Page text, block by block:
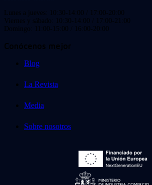
Lunes a jueves: 10:30-14:00 / 17:00-20:00
Viernes y sábado: 10:30-14:00 / 17:00-21:00
Domingo: 11:00-15:00 / 16:00-20:00
Conócenos mejor
Blog
La Revista
Media
Sobre nosotros